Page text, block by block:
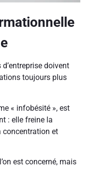
doivent
toujours plus
« infobésité », est
: elle freine la
concentration et
est concerné, mais